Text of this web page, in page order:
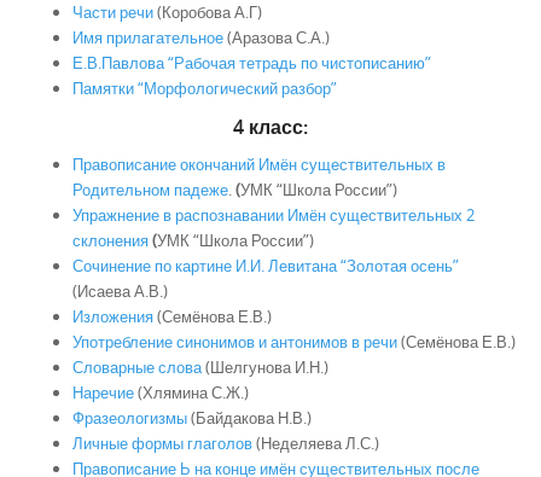
Части речи(Коробова А.Г)
Имя прилагательное(Аразова С.А.)
Е.В.Павлова “Рабочая тетрадь по чистописанию”
Памятки “Морфологический разбор”
4 класс:
Правописание окончаний Имён существительных в
Родительном падеже.(УМК “Школа России”)
Упражнение в распознавании Имён существительных 2
склонения(УМК “Школа России”)
Сочинение по картине И.И. Левитана “Золотая осень”
(Исаева А.В.)
Изложения(Семёнова Е.В.)
Употребление синонимов и антонимов в речи(Семёнова Е.В.)
Словарные слова(Шелгунова И.Н.)
Наречие(Хлямина С.Ж.)
Фразеологизмы(Байдакова Н.В.)
Личные формы глаголов(Неделяева Л.С.)
Правописание Ь на конце имён существительных после